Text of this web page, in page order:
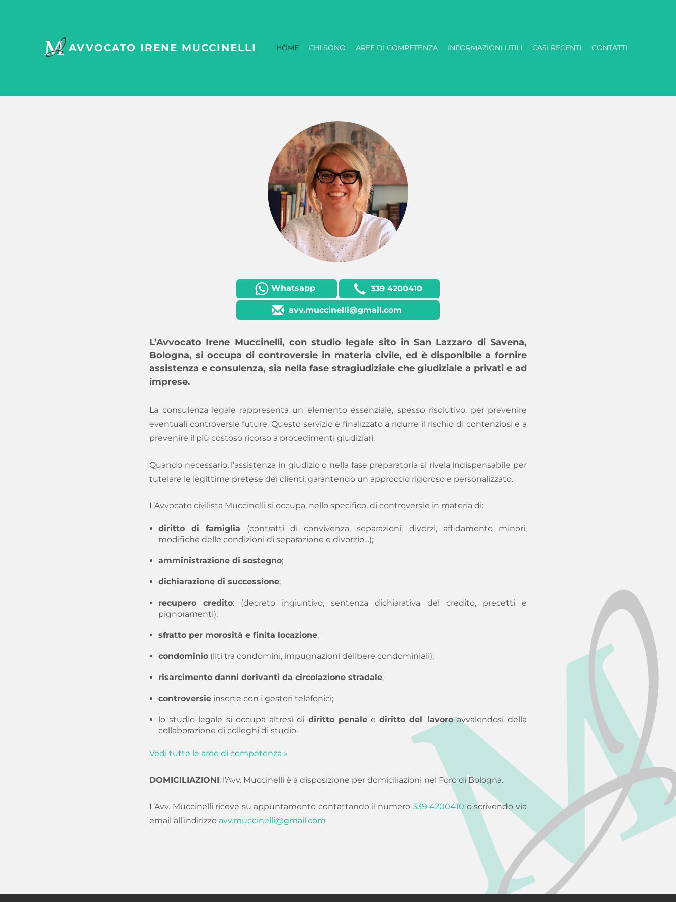
AVVOCATO IRENE MUCCINELLI HOME CHI SONO AREE DI COMPETENZA INFORMAZIONI UTILI CASI RECENTI CONTATTI
Whatsapp 339 4200410
avv.muccinelli@gmail.com
L’Avvocato Irene Muccinelli, con studio legale sito in San Lazzaro di Savena,
Bologna, si occupa di controversie in materia civile, ed è disponibile a fornire
assistenza e consulenza, sia nella fase stragiudiziale che giudiziale a privati e ad
imprese.
La consulenza legale rappresenta un elemento essenziale, spesso risolutivo, per prevenire
eventuali controversie future. Questo servizio è finalizzato a ridurre il rischio di contenziosi e a
prevenire il più costoso ricorso a procedimenti giudiziari.
Quando necessario, l’assistenza in giudizio o nella fase preparatoria si rivela indispensabile per
tutelare le legittime pretese dei clienti, garantendo un approccio rigoroso e personalizzato.
L’Avvocato civilista Muccinelli si occupa, nello specifico, di controversie in materia di:
diritto di famiglia (contratti di convivenza, separazioni, divorzi, affidamento minori,
modifiche delle condizioni di separazione e divorzio…);
amministrazione di sostegno;
dichiarazione di successione;
recupero credito: (decreto ingiuntivo, sentenza dichiarativa del credito, precetti e
pignoramenti);
sfratto per morosità e finita locazione;
condominio (liti tra condomini, impugnazioni delibere condominiali);
risarcimento danni derivanti da circolazione stradale;
controversie insorte con i gestori telefonici;
lo studio legale si occupa altresì di diritto penaleediritto del lavoroavvalendosi della
collaborazione di colleghi di studio.
Vedi tutte le aree di competenza »
DOMICILIAZIONI: l’Avv. Muccinelli è a disposizione per domiciliazioni nel Foro di Bologna.
L’Avv. Muccinelli riceve su appuntamento contattando il numero 339 4200410 o scrivendo via
email all’indirizzo avv.muccinelli@gmail.com